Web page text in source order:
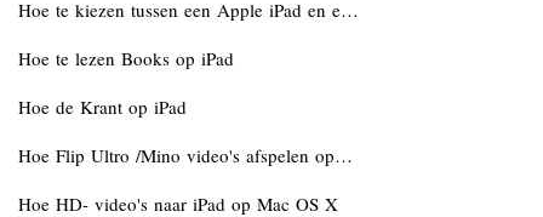
Hoe te kiezen tussen een Apple iPad en e…
Hoe te lezen Books op iPad
Hoe de Krant op iPad
Hoe Flip Ultro /Mino video's afspelen op…
Hoe HD- video's naar iPad op Mac OS X